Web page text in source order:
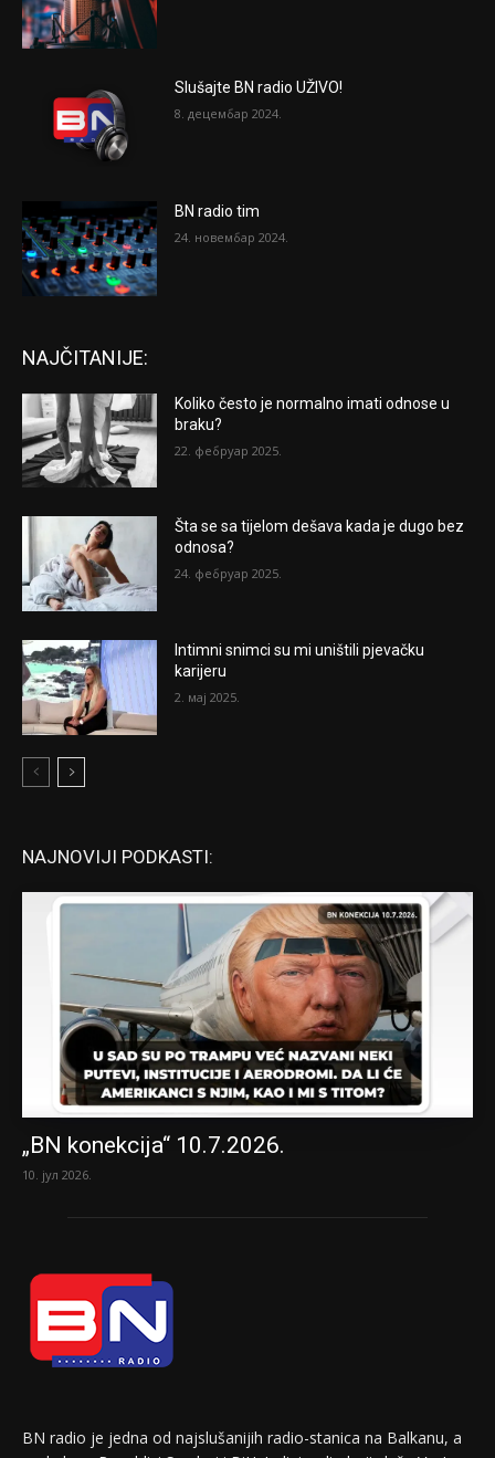
Slušajte BN radio UŽIVO!
8. децембар 2024.
BN radio tim
24. новембар 2024.
NAJČITANIJE:
Koliko često je normalno imati odnose u
braku?
22. фебруар 2025.
Šta se sa tijelom dešava kada je dugo bez
odnosa?
24. фебруар 2025.
Intimni snimci su mi uništili pjevačku
karijeru
2. мај 2025.
NAJNOVIJI PODKASTI:
„BN konekcija“ 10.7.2026.
10. јул 2026.
BN radio je jedna od najslušanijih radio-stanica na Balkanu, a